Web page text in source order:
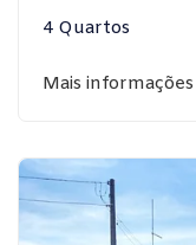
4 Quartos
Mais informações